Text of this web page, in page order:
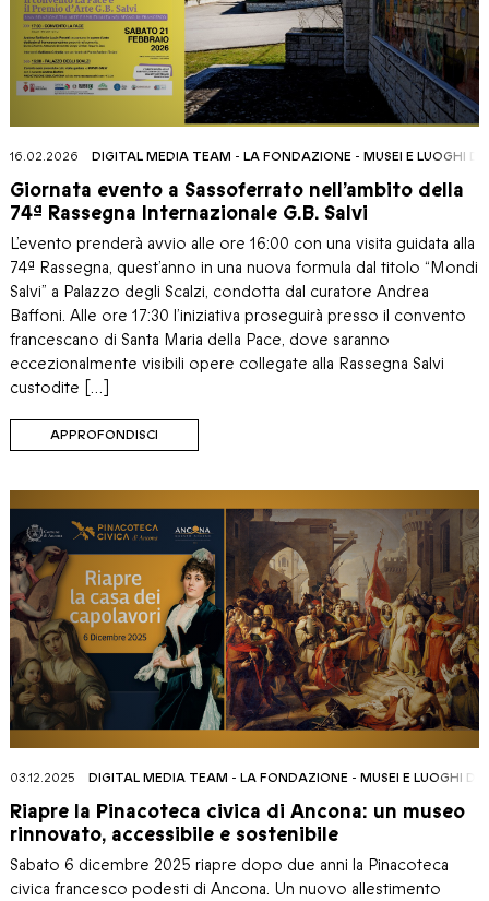
16.02.2026 DIGITAL MEDIA TEAM - LA FONDAZIONE - MUSEI E LUOGHI
Giornata evento a Sassoferrato nell’ambito della
74ª Rassegna Internazionale G.B. Salvi
L’evento prenderà avvio alle ore 16:00 con una visita guidata alla
74ª Rassegna, quest’anno in una nuova formula dal titolo “Mondi
Salvi” a Palazzo degli Scalzi, condotta dal curatore Andrea
Baffoni. Alle ore 17:30 l’iniziativa proseguirà presso il convento
francescano di Santa Maria della Pace, dove saranno
eccezionalmente visibili opere collegate alla Rassegna Salvi
custodite […]
APPROFONDISCI
03.12.2025 DIGITAL MEDIA TEAM - LA FONDAZIONE - MUSEI E LUOGHI
Riapre la Pinacoteca civica di Ancona: un museo
rinnovato, accessibile e sostenibile
Sabato 6 dicembre 2025 riapre dopo due anni la Pinacoteca
civica francesco podesti di Ancona. Un nuovo allestimento